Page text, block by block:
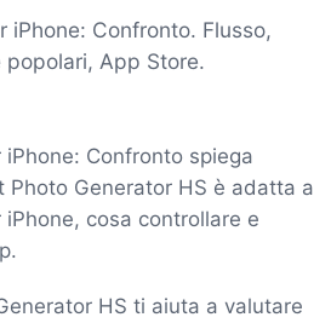
iPhone: Confronto. Flusso,
App Store.
Confronto spiega
Photo Generator HS è adatta a
cosa controllare e
HS ti aiuta a valutare